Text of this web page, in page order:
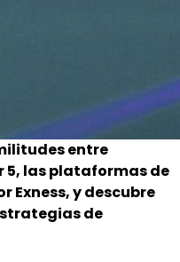
entre
5, las plataformas de
Exness, y descubre
de